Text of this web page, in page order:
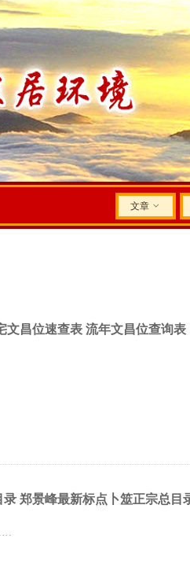
文章 ꀁ
文昌位速查表 流年文昌位查询表
录 郑景峰最新标点卜筮正宗总